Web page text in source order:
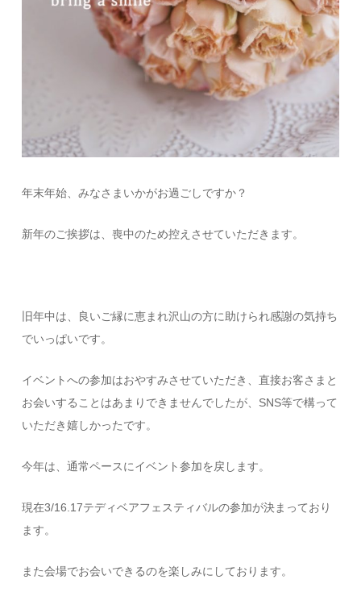
年末年始、みなさまいかがお過ごしですか？
新年のご挨拶は、喪中のため控えさせていただきます。
旧年中は、良いご縁に恵まれ沢山の方に助けられ感謝の気持ち
でいっぱいです。
イベントへの参加はおやすみさせていただき、直接お客さまと
お会いすることはあまりできませんでしたが、SNS等で構って
いただき嬉しかったです。
今年は、通常ペースにイベント参加を戻します。
現在3/16.17テディベアフェスティバルの参加が決まっており
ます。
また会場でお会いできるのを楽しみにしております。